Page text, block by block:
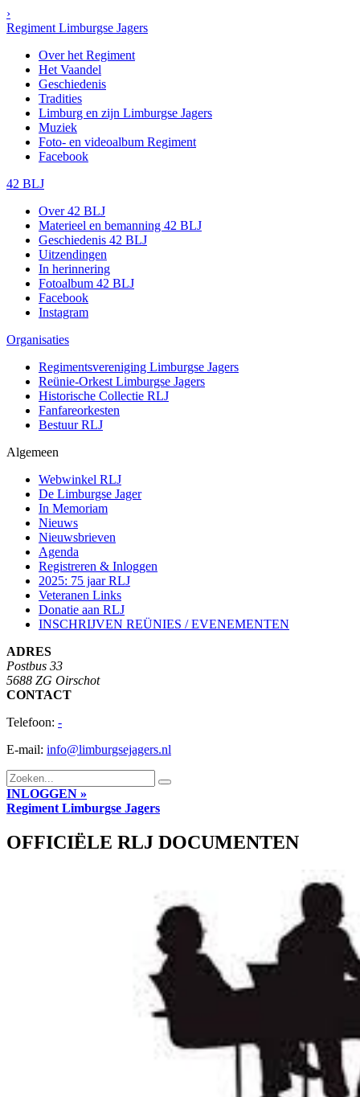
›
Regiment Limburgse Jagers
Over het Regiment
Het Vaandel
Geschiedenis
Tradities
Limburg en zijn Limburgse Jagers
Muziek
Foto- en videoalbum Regiment
Facebook
42 BLJ
Over 42 BLJ
Materieel en bemanning 42 BLJ
Geschiedenis 42 BLJ
Uitzendingen
In herinnering
Fotoalbum 42 BLJ
Facebook
Instagram
Organisaties
Regimentsvereniging Limburgse Jagers
Reünie-Orkest Limburgse Jagers
Historische Collectie RLJ
Fanfareorkesten
Bestuur RLJ
Algemeen
Webwinkel RLJ
De Limburgse Jager
In Memoriam
Nieuws
Nieuwsbrieven
Agenda
Registreren & Inloggen
2025: 75 jaar RLJ
Veteranen Links
Donatie aan RLJ
INSCHRIJVEN REÜNIES / EVENEMENTEN
ADRES
Postbus 33
5688 ZG Oirschot
CONTACT
Telefoon: -
E-mail: info@limburgsejagers.nl
INLOGGEN »
Regiment Limburgse Jagers
OFFICIËLE RLJ DOCUMENTEN